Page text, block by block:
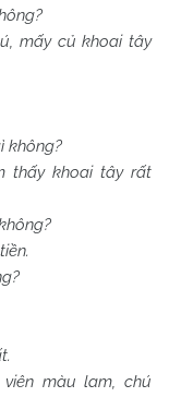
mấy củ khoai tây
không?
thấy khoai tây rất
màu lam, chú